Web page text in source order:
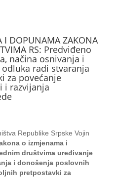
I DOPUNAMA ZAKONA
RS: Predviđeno
načina osnivanja i
radi stvaranja
za povećanje
i razvijanja
Republike Srpske Vojin
o izmjenama i
društvima uređivanje
i donošenja poslovnih
pretpostavki za